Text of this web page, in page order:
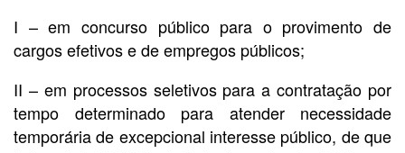
I – em concurso público para o provimento de
cargos efetivos e de empregos públicos;
II – em processos seletivos para a contratação por
tempo determinado para atender necessidade
temporária de excepcional interesse público, de que